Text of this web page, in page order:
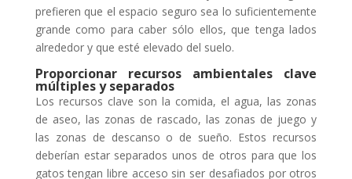
prefieren que el espacio seguro sea lo suficientemente
grande como para caber sólo ellos, que tenga lados
alrededor y que esté elevado del suelo.
Proporcionar recursos ambientales clave
múltiples y separados
Los recursos clave son la comida, el agua, las zonas
de aseo, las zonas de rascado, las zonas de juego y
las zonas de descanso o de sueño. Estos recursos
deberían estar separados unos de otros para que los
gatos tengan libre acceso sin ser desafiados por otros